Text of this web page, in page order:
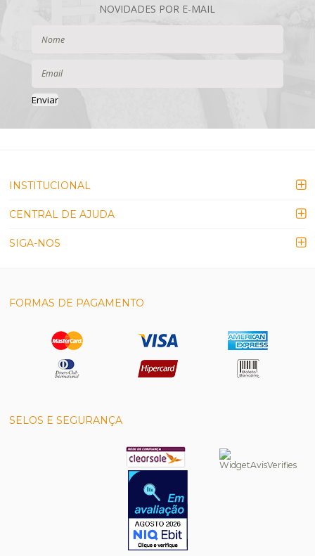
Enviar
INSTITUCIONAL
CENTRAL DE AJUDA
SIGA-NOS
FORMAS DE PAGAMENTO
SELOS E SEGURANÇA